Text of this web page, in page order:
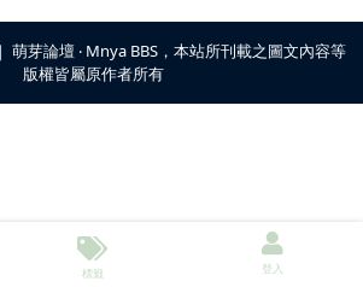
｜ 萌芽論壇 ‧ Mnya BBS，本站所刊載之圖文內容等
版權皆屬原作者所有
標籤 登入